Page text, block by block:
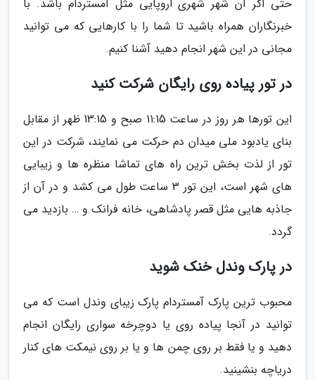
حتی اگر آن شهر شهری اروپایی مثل آمستردام باشد. با
خبرنگاران همراه باشید تا شما را با کارهایی که می توانید
مجانی در این شهر انجام دهید آشنا کنیم.
در تور پیاده روی رایگان شرکت کنید
این تورها هر روز در ساعت 11:15 صبح و 13:15 ظهر از مقابل
بنای یادبود ملی میدان دم حرکت می نمایند، شرکت در این
تور از لذت بخش ترین راه های تماشا منظره ها و زیبایی
های شهر است، این تور 3 ساعت طول می کشد و در آن از
جاذبه هایی مثل قصر پادشاهی، خانه فرانک و … بازدید می
گردد.
در پارک وندل خنک شوید
محبوب ترین پارک آمستردام پارک زیبای وندل است که می
توانید در آنجا پیاده روی یا دوچرخه سواری رایگان انجام
دهید و یا فقط بر روی چمن ها و یا بر روی نیمکت های کنار
دریاچه بنشینید.